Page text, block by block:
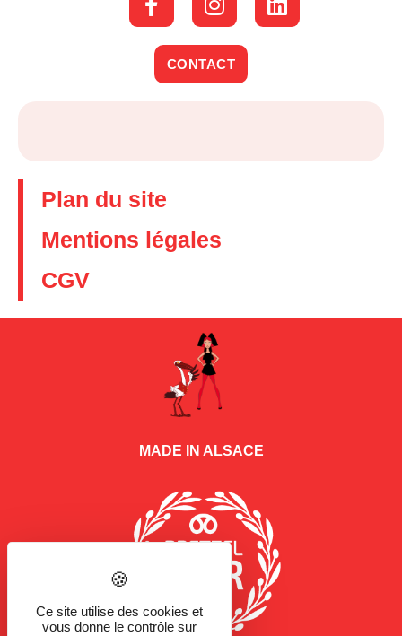
CONTACT
Plan du site
Mentions légales
CGV
MADE IN ALSACE
Ce site utilise des cookies et
vous donne le contrôle sur